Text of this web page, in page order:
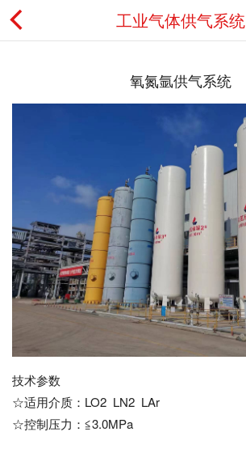
工业气体供气系统
关于金鼎
资讯动态
产品展示
典型应用
工程案例
用户服务
联系我们
氧氮氩供气系统
技术参数
☆适用介质：LO2 LN2 LAr
☆控制压力：≦3.0MPa